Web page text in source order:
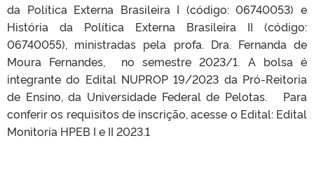
da Política Externa Brasileira I (código: 06740053) e
História da Política Externa Brasileira II (código:
06740055), ministradas pela profa. Dra. Fernanda de
Moura Fernandes, no semestre 2023/1. A bolsa é
integrante do Edital NUPROP 19/2023 da Pró-Reitoria
de Ensino, da Universidade Federal de Pelotas. Para
conferir os requisitos de inscrição, acesse o Edital: Edital
Monitoria HPEB I e II 2023.1